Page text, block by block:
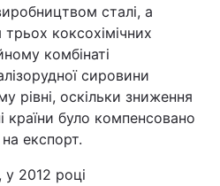
сталі, а
коксохімічних
комбінаті
сировини
рівні, оскільки зниження
країни було компенсовано
експорт.
, у 2012 році